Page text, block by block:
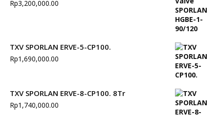
Rp3,200,000.00
TXV SPORLAN ERVE-5-CP100.
Rp1,690,000.00
TXV SPORLAN ERVE-8-CP100. 8Tr
Rp1,740,000.00